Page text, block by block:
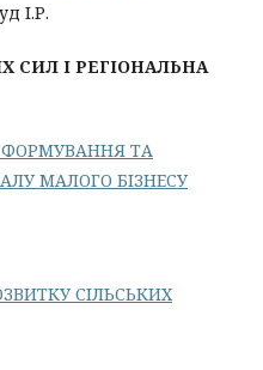
І.Р.
СИЛ І РЕГІОНАЛЬНА
ТА
МАЛОГО БІЗНЕСУ
СІЛЬСЬКИХ